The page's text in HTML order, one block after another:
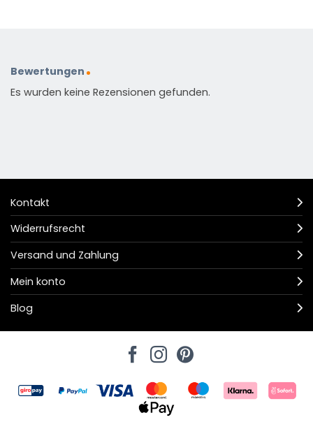
Bewertungen
Es wurden keine Rezensionen gefunden.
Kontakt
Widerrufsrecht
Versand und Zahlung
Mein konto
Blog